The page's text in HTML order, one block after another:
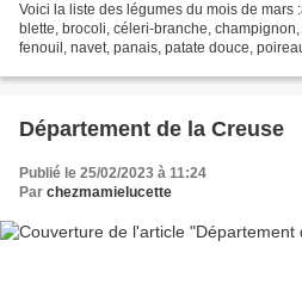
Voici la liste des légumes du mois de mars
blette, brocoli, céleri-branche,
fenouil, navet, panais, patate douce,
Département de la Creuse
Publié le 25/02/2023 à 11:24
Par chezmamielucette